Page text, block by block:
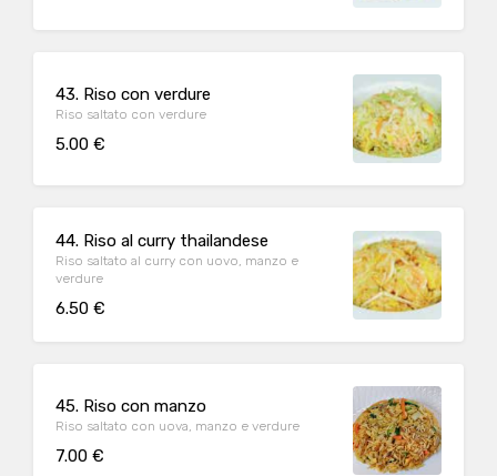
43. Riso con verdure
Riso saltato con verdure
5.00 €
44. Riso al curry thailandese
Riso saltato al curry con uovo, manzo e
verdure
6.50 €
45. Riso con manzo
Riso saltato con uova, manzo e verdure
7.00 €